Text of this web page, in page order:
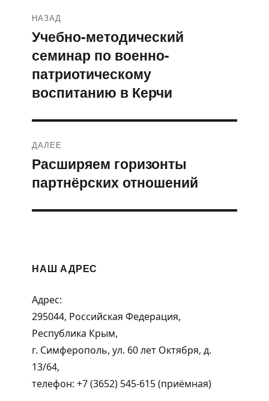
по
записям
НАЗАД
Предыдущая
запись:
Учебно-методический
семинар по военно-
патриотическому
воспитанию в Керчи
ДАЛЕЕ
Следующая
запись:
Расширяем горизонты
партнёрских отношений
НАШ АДРЕС
Адрес:
295044, Российская Федерация,
Республика Крым,
г. Симферополь, ул. 60 лет Октября, д.
13/64,
телефон: +7 (3652) 545-615 (приёмная)